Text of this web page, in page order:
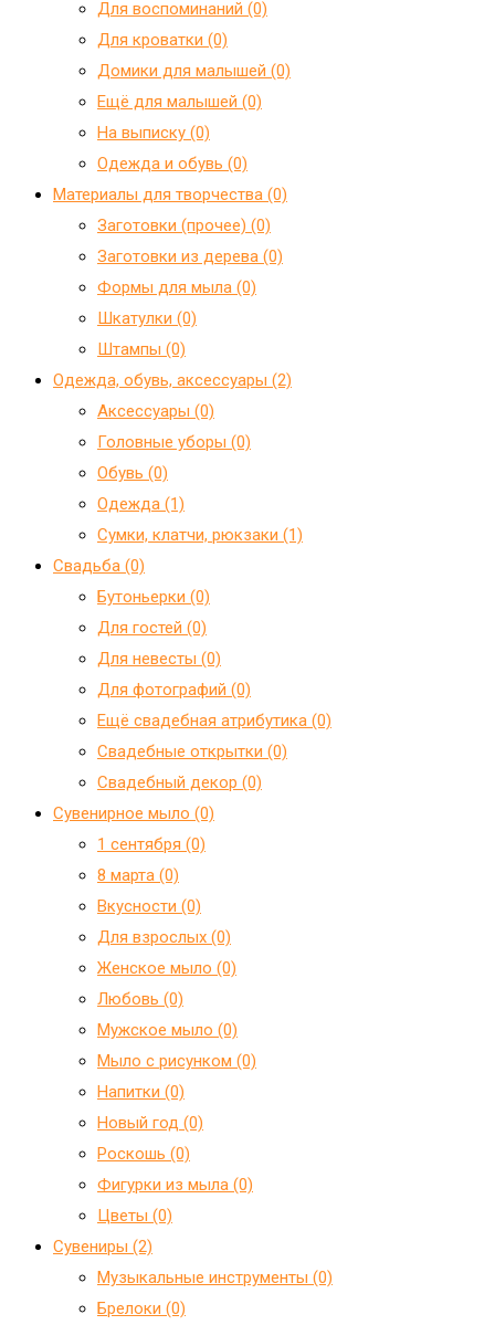
Для воспоминаний (0)
Для кроватки (0)
Домики для малышей (0)
Ещё для малышей (0)
На выписку (0)
Одежда и обувь (0)
Материалы для творчества (0)
Заготовки (прочее) (0)
Заготовки из дерева (0)
Формы для мыла (0)
Шкатулки (0)
Штампы (0)
Одежда, обувь, аксессуары (2)
Аксессуары (0)
Головные уборы (0)
Обувь (0)
Одежда (1)
Сумки, клатчи, рюкзаки (1)
Свадьба (0)
Бутоньерки (0)
Для гостей (0)
Для невесты (0)
Для фотографий (0)
Ещё свадебная атрибутика (0)
Свадебные открытки (0)
Свадебный декор (0)
Сувенирное мыло (0)
1 сентября (0)
8 марта (0)
Вкусности (0)
Для взрослых (0)
Женское мыло (0)
Любовь (0)
Мужское мыло (0)
Мыло с рисунком (0)
Напитки (0)
Новый год (0)
Роскошь (0)
Фигурки из мыла (0)
Цветы (0)
Сувениры (2)
Mузыкальные инструменты (0)
Брелоки (0)